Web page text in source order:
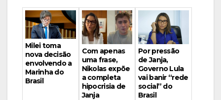
Milei toma
nova decisão
envolvendo a
Marinha do
Brasil
Com apenas
uma frase,
Nikolas expõe
a completa
hipocrisia de
Janja
Por pressão
de Janja,
Governo Lula
vai banir “rede
social” do
Brasil